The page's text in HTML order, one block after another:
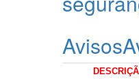
Avisos